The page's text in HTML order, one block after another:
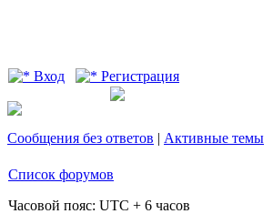
Вход Регистрация
Сообщения без ответов | Активные темы
Список форумов
Часовой пояс: UTC + 6 часов